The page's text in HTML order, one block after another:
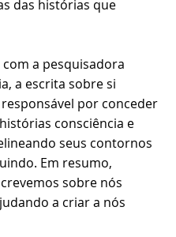
das histórias que
a pesquisadora
a escrita sobre si
por conceder
consciência e
seus contornos
Em resumo,
sobre nós
a criar a nós